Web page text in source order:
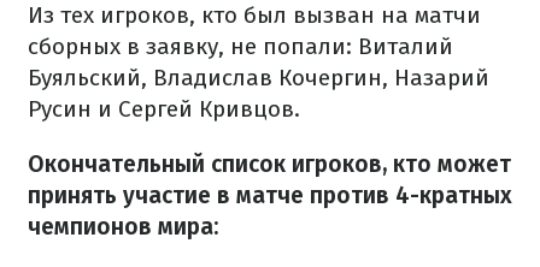
Из тех игроков, кто был вызван на матчи
сборных в заявку, не попали: Виталий
Буяльский, Владислав Кочергин, Назарий
Русин и Сергей Кривцов.
Окончательный список игроков, кто может
принять участие в матче против 4-кратных
чемпионов мира: